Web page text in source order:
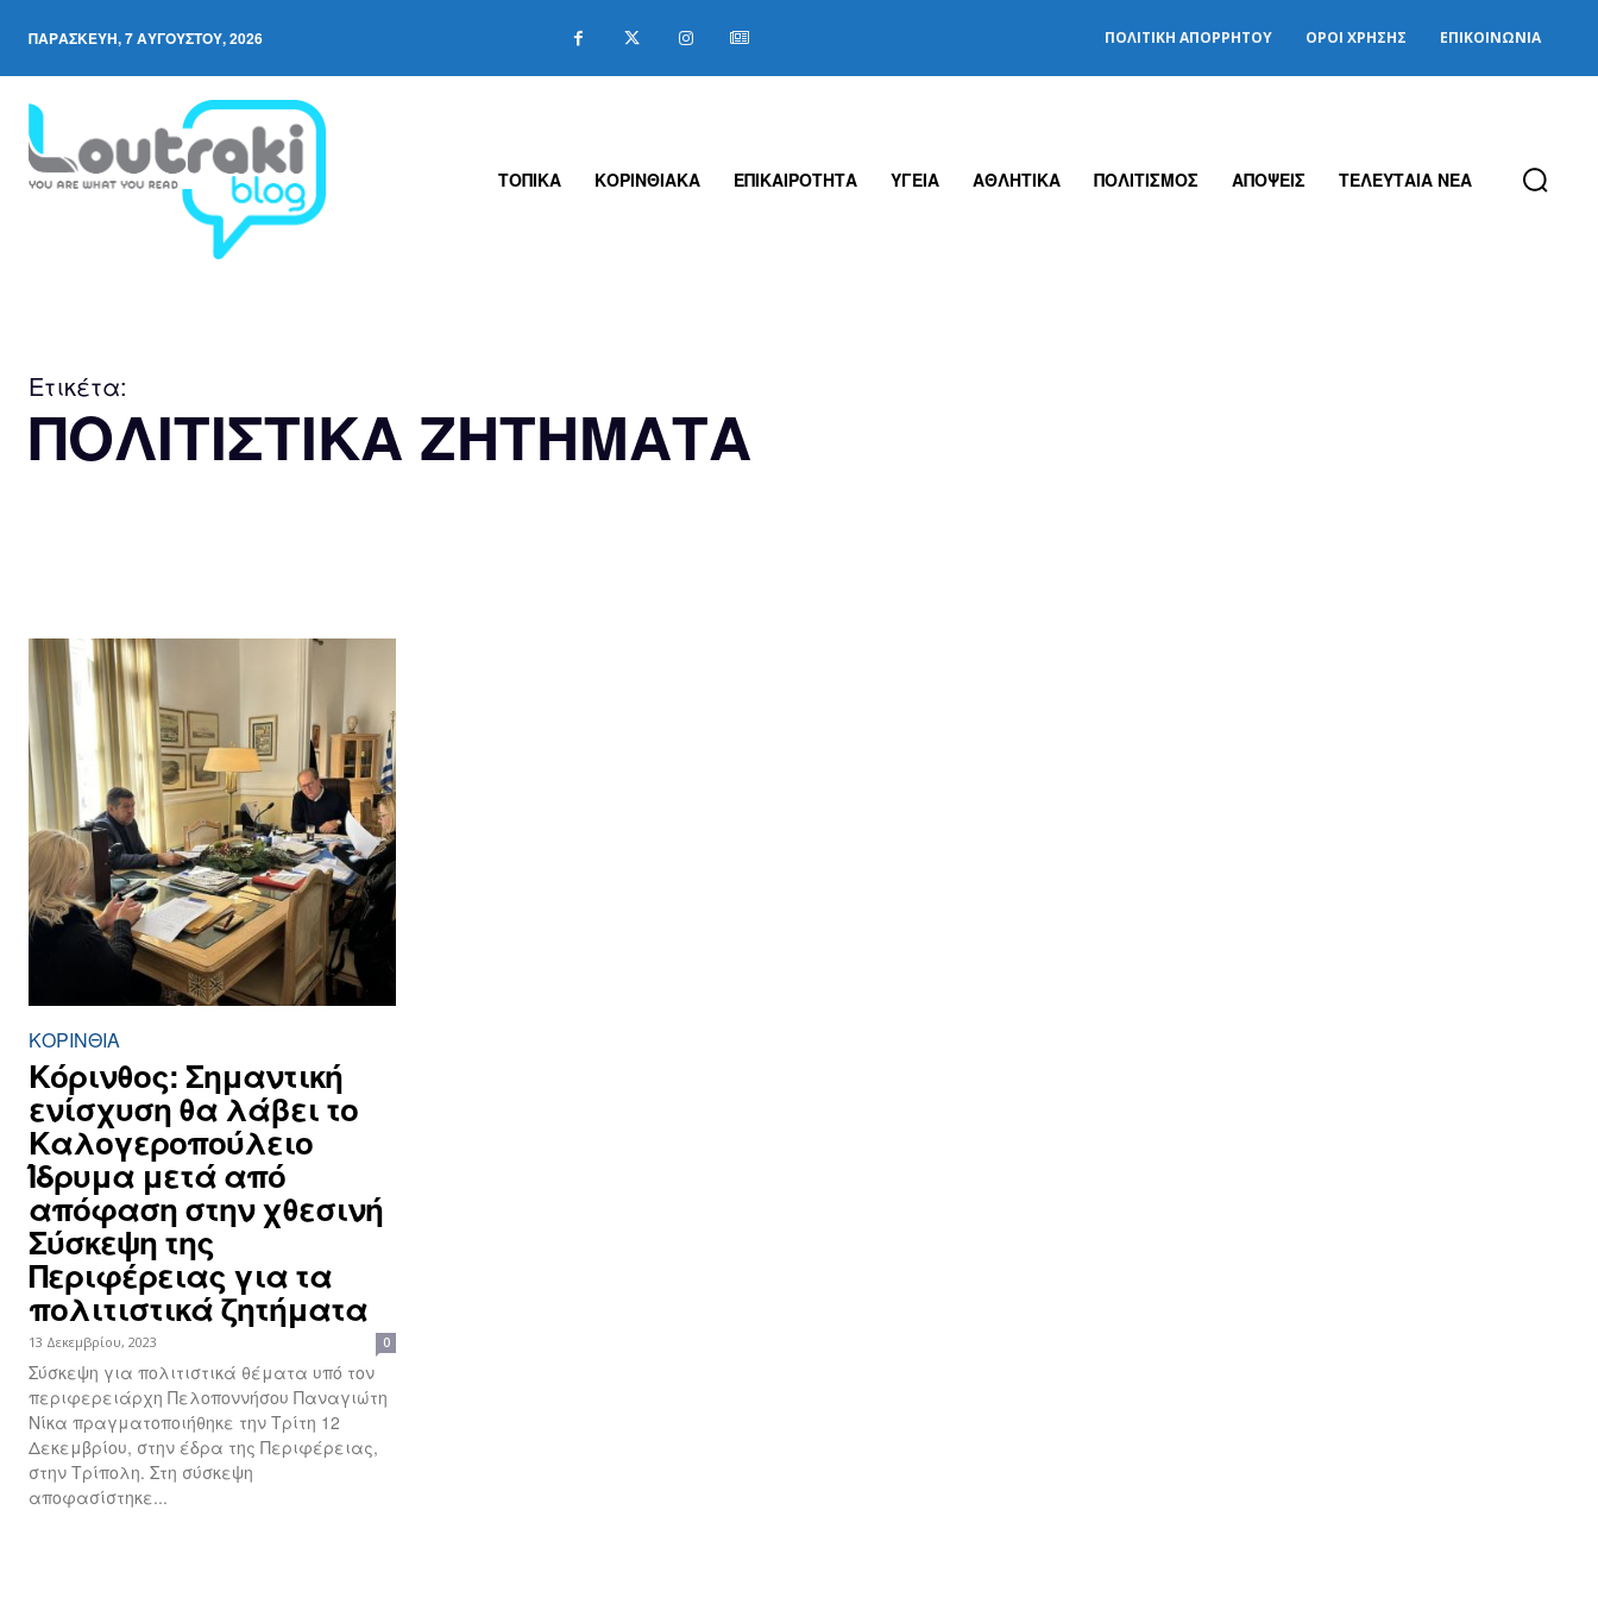
ΠΑΡΑΣΚΕΥΉ, 7 ΑΥΓΟΎΣΤΟΥ, 2026 ΠΟΛΙΤΙΚΉ ΑΠΟΡΡΉΤΟΥ ΌΡΟΙ ΧΡΉΣΗΣ ΕΠΙΚΟΙΝΩΝΊΑ
ΤΟΠΙΚΑ ΚΟΡΙΝΘΙΑΚΑ ΕΠΙΚΑΙΡΟΤΗΤΑ ΥΓΕΙΑ ΑΘΛΗΤΙΚΑ ΠΟΛΙΤΙΣΜΟΣ ΑΠΟΨΕΙΣ ΤΕΛΕΥΤΑΙΑ ΝΕΑ
Ετικέτα:
ΠΟΛΙΤΙΣΤΙΚΑ ΖΗΤΗΜΑΤΑ
ΚΟΡΙΝΘΊΑ
Κόρινθος: Σημαντική
ενίσχυση θα λάβει το
Καλογεροπούλειο
Ίδρυμα μετά από
απόφαση στην χθεσινή
Σύσκεψη της
Περιφέρειας για τα
πολιτιστικά ζητήματα
13 Δεκεμβρίου, 2023 0
Σύσκεψη για πολιτιστικά θέματα υπό τον
περιφερειάρχη Πελοποννήσου Παναγιώτη
Νίκα πραγματοποιήθηκε την Τρίτη 12
Δεκεμβρίου, στην έδρα της Περιφέρειας,
στην Τρίπολη. Στη σύσκεψη
αποφασίστηκε...